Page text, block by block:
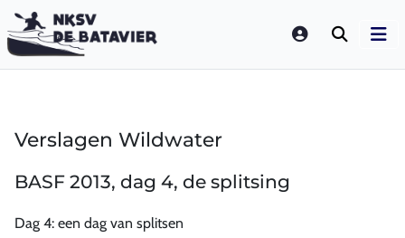
LOGIN
Verslagen Wildwater
BASF 2013, dag 4, de splitsing
Dag 4: een dag van splitsen